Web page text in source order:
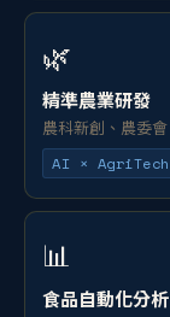
🌿
精準農業研發
農科新創、農委會
AI × AgriTech
📊
食品自動化分析